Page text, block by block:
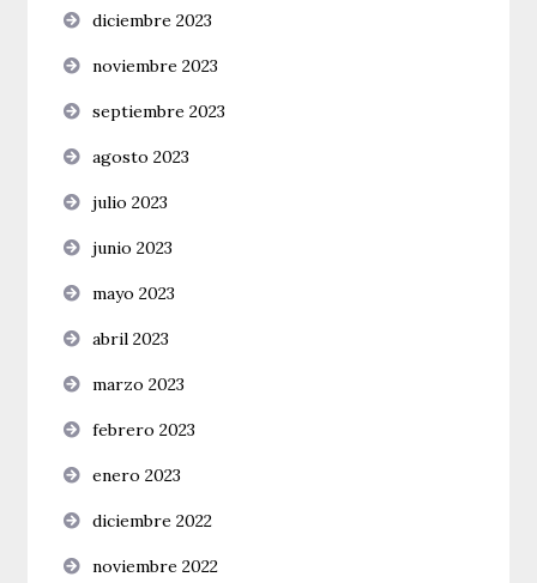
diciembre 2023
noviembre 2023
septiembre 2023
agosto 2023
julio 2023
junio 2023
mayo 2023
abril 2023
marzo 2023
febrero 2023
enero 2023
diciembre 2022
noviembre 2022